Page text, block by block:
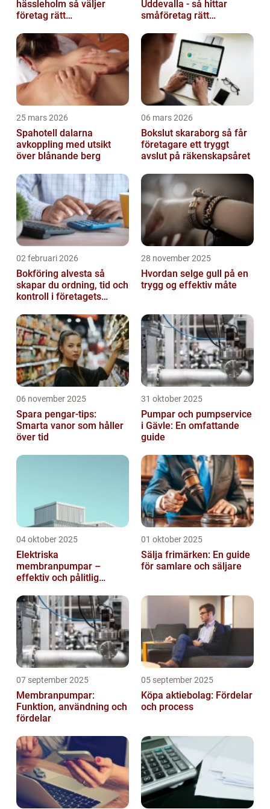
hässleholm så väljer
företag rätt
Uddevalla - så hittar
småföretag rätt
25 mars 2026
Spahotell dalarna
avkoppling med utsikt
över blånande berg
06 mars 2026
Bokslut skaraborg så får
företagare ett tryggt
avslut på räkenskapsåret
02 februari 2026
Bokföring alvesta så
skapar du ordning, tid och
kontroll i företagets
28 november 2025
Hvordan selge gull på en
trygg og effektiv måte
06 november 2025
Spara pengar-tips:
Smarta vanor som håller
över tid
31 oktober 2025
Pumpar och pumpservice
i Gävle: En omfattande
guide
04 oktober 2025
Elektriska
membranpumpar –
effektiv och pålitlig
01 oktober 2025
Sälja frimärken: En guide
för samlare och säljare
07 september 2025
Membranpumpar:
Funktion, användning och
fördelar
05 september 2025
Köpa aktiebolag: Fördelar
och process